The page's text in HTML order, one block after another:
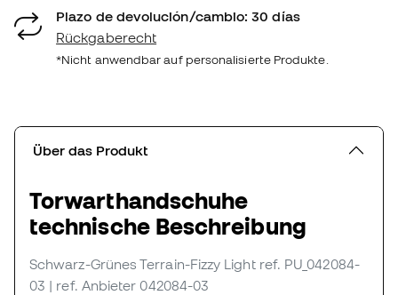
Plazo de devolución/cambio: 30 días
Rückgaberecht
*Nicht anwendbar auf personalisierte Produkte.
Über das Produkt
Torwarthandschuhe
technische Beschreibung
Schwarz-Grünes Terrain-Fizzy Light ref. PU_042084-
03 | ref. Anbieter 042084-03